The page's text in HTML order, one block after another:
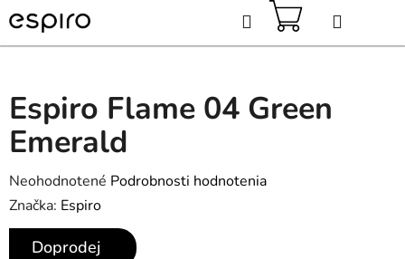
Prejsť
na
obsah
Hľadať
KOŠÍK
Espiro Flame 04 Green
Emerald
Priemerné
hodnotenie
produktu
Neohodnotené Podrobnosti hodnotenia
Značka: Espiro
Doprodej